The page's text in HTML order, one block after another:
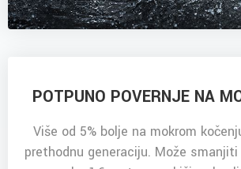
POTPUNO POVERNJE NA
Više od 5% bolje na mokrom
prethodnu generaciju. Može